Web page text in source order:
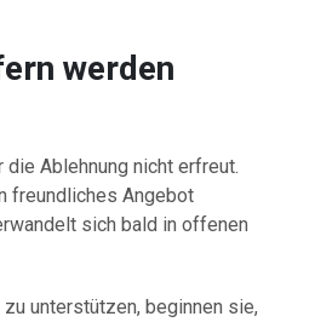
werden
die Ablehnung nicht erfreut.
freundliches Angebot
sich bald in offenen
unterstützen, beginnen sie,